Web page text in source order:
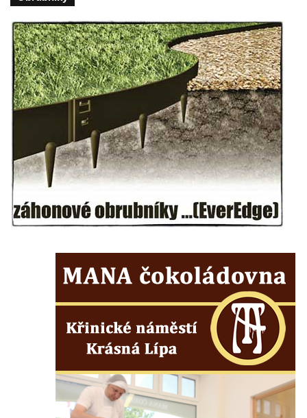
Kostel Nalezení svatého Kříže ve Frýdlantu
Kostel Krista Spasitele ve Frýdlantu
Kaple Getsemanské zahrady na křížové
cestě na Křížovém vrchu ve Frýdlantu
Kaple Božího hrobu na Křížové cestě na
Křížovém vrchu ve Frýdlantu
Poustevna na Křížové cestě na Křížovém
vrchu ve Frýdlantu
Kostel svatého Jakuba Většího v Sokolově
Kostel Nanebevzetí Panny Marie ve
Slunečné
Kostel svatých Petra a Pavla v Růžové
Kaple Stětí svatého Jana Křtitele v
Rumburku
Bývalá synagoga v Milevsku
Kostel svaté Kateřiny Alexandrijské v
Kostel Božího Těla v Kraslicích
Kostel svaté Maří Magdalény v Karlových